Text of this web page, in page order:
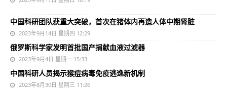
中国科研团队获重大突破，首次在猪体内再造人体中期肾脏
2023年9月14日 星期四 12:29
俄罗斯科学家发明首批国产捐献血液过滤器
2023年9月4日 星期一 15:33
中国科研人员揭示猴痘病毒免疫逃逸新机制
2023年8月30日 星期三 11:26